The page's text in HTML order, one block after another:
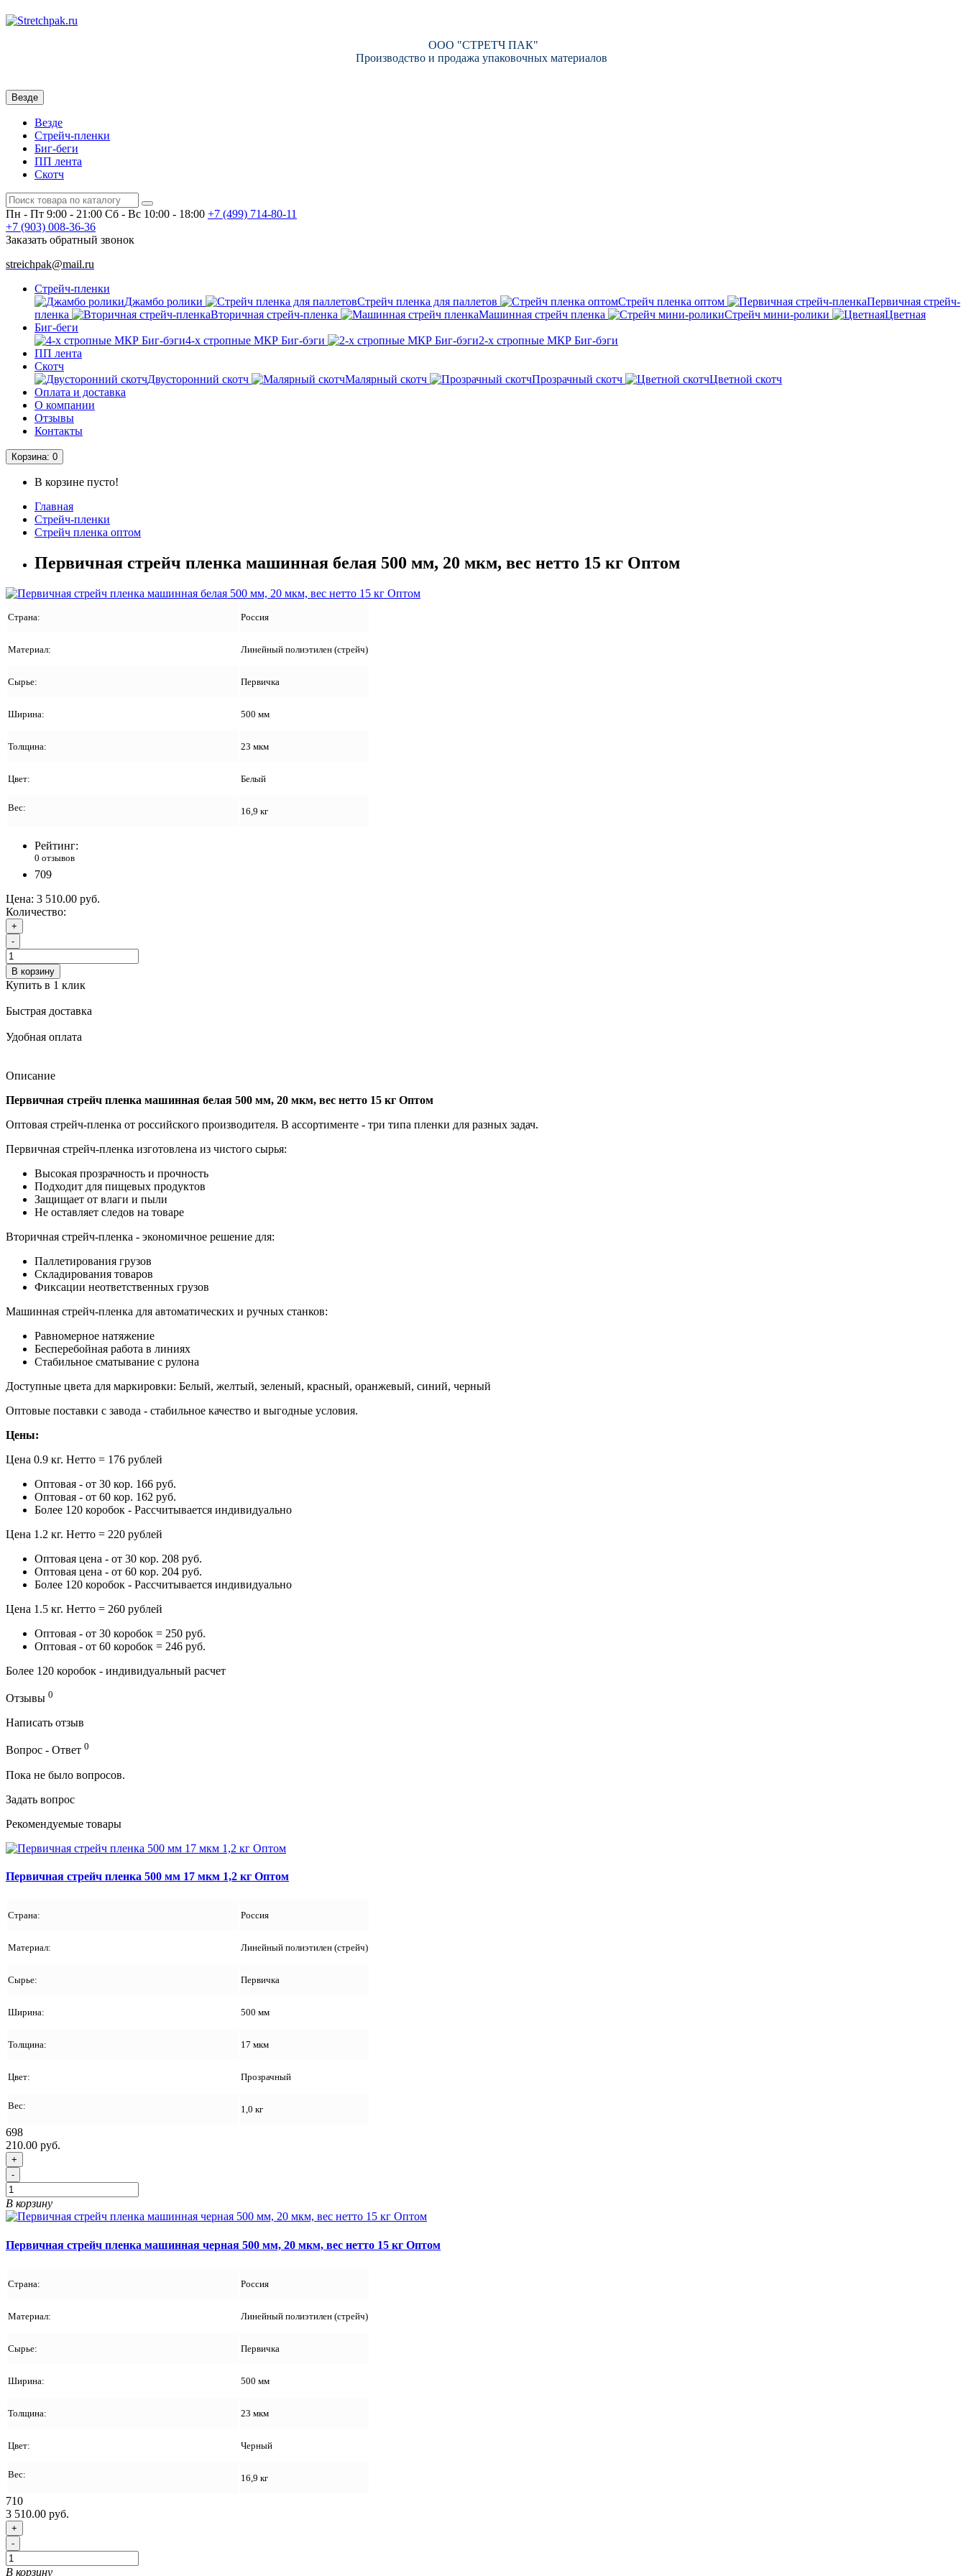
ООО "СТРЕТЧ ПАК"
Производство и продажа упаковочных материалов
Везде
Везде
Стрейч-пленки
Биг-беги
ПП лента
Скотч
Пн - Пт 9:00 - 21:00 Сб - Вс 10:00 - 18:00 +7 (499) 714-80-11
+7 (903) 008-36-36
Заказать обратный звонок
streichpak@mail.ru
Стрейч-пленки
Джамбо ролики
Стрейч пленка для паллетов Стрейч пленка оптом
Первичная стрейч-
пленка
Вторичная стрейч-пленка Машинная стрейч пленка Стрейч мини-ролики
Цветная
Биг-беги
4-х стропные МКР Биг-бэги
2-х стропные МКР Биг-бэги
ПП лента
Скотч
Двусторонний скотч
Малярный скотч Прозрачный скотч
Цветной скотч
Оплата и доставка
О компании
Отзывы
Контакты
Корзина: 0
В корзине пусто!
Главная
Стрейч-пленки
Стрейч пленка оптом
Первичная стрейч пленка машинная белая 500 мм, 20 мкм, вес нетто 15 кг Оптом
Страна: Россия
Материал: Линейный полиэтилен (стрейч)
Сырье: Первичка
Ширина: 500 мм
Толщина: 23 мкм
Цвет: Белый
Вес: 16,9 кг
Рейтинг:
0 отзывов
709
Цена: 3 510.00 руб.
Количество:
+
-
В корзину
Купить в 1 клик
Быстрая доставка
Удобная оплата
Описание
Первичная стрейч пленка машинная белая 500 мм, 20 мкм, вес нетто 15 кг Оптом
Оптовая стрейч-пленка от российского производителя. В ассортименте - три типа пленки для разных задач.
Первичная стрейч-пленка изготовлена из чистого сырья:
Высокая прозрачность и прочность
Подходит для пищевых продуктов
Защищает от влаги и пыли
Не оставляет следов на товаре
Вторичная стрейч-пленка - экономичное решение для:
Паллетирования грузов
Складирования товаров
Фиксации неответственных грузов
Машинная стрейч-пленка для автоматических и ручных станков:
Равномерное натяжение
Бесперебойная работа в линиях
Стабильное сматывание с рулона
Доступные цвета для маркировки: Белый, желтый, зеленый, красный, оранжевый, синий, черный
Оптовые поставки с завода - стабильное качество и выгодные условия.
Цены:
Цена 0.9 кг. Нетто = 176 рублей
Оптовая - от 30 кор. 166 руб.
Оптовая - от 60 кор. 162 руб.
Более 120 коробок - Рассчитывается индивидуально
Цена 1.2 кг. Нетто = 220 рублей
Оптовая цена - от 30 кор. 208 руб.
Оптовая цена - от 60 кор. 204 руб.
Более 120 коробок - Рассчитывается индивидуально
Цена 1.5 кг. Нетто = 260 рублей
Оптовая - от 30 коробок = 250 руб.
Оптовая - от 60 коробок = 246 руб.
Более 120 коробок - индивидуальный расчет
Отзывы 0
Написать отзыв
Вопрос - Ответ 0
Пока не было вопросов.
Задать вопрос
Рекомендуемые товары
Первичная стрейч пленка 500 мм 17 мкм 1,2 кг Оптом
Страна: Россия
Материал: Линейный полиэтилен (стрейч)
Сырье: Первичка
Ширина: 500 мм
Толщина: 17 мкм
Цвет: Прозрачный
Вес: 1,0 кг
698
210.00 руб.
+
-
В корзину
Первичная стрейч пленка машинная черная 500 мм, 20 мкм, вес нетто 15 кг Оптом
Страна: Россия
Материал: Линейный полиэтилен (стрейч)
Сырье: Первичка
Ширина: 500 мм
Толщина: 23 мкм
Цвет: Черный
Вес: 16,9 кг
710
3 510.00 руб.
+
-
В корзину